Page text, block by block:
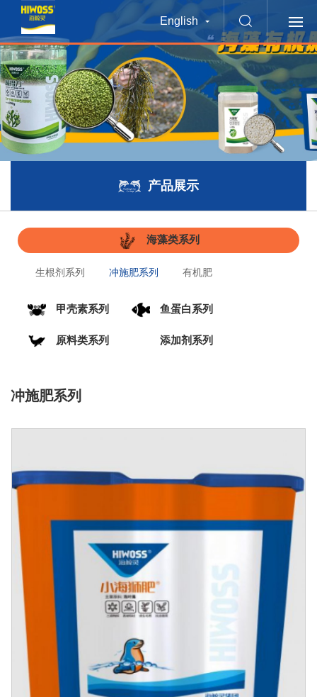
English
产品展示
海藻类系列
生根剂系列 冲施肥系列 有机肥
甲壳素系列 鱼蛋白系列
原料类系列 添加剂系列
冲施肥系列